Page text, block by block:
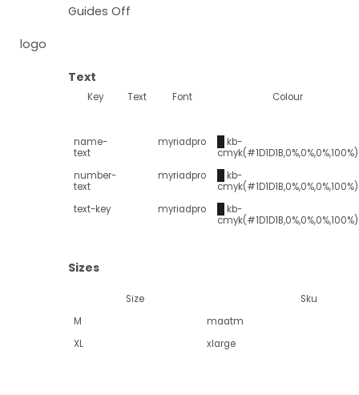
Guides Off
logo
Text
Key Text Font Colour
name-
text
myriadpro
kb-
cmyk(#1D1D1B,0%,0%,0%,100%)
number-
text
myriadpro
kb-
cmyk(#1D1D1B,0%,0%,0%,100%)
text-key
myriadpro
kb-
cmyk(#1D1D1B,0%,0%,0%,100%)
Sizes
Size
Sku
M
maatm
XL
xlarge